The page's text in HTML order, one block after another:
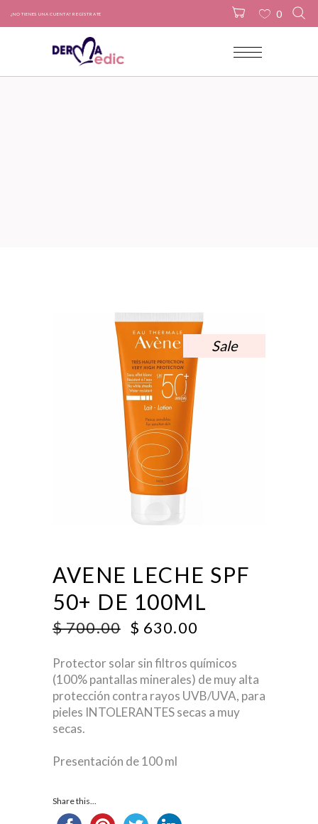
¿NO TIENES UNA CUENTA? REGÍSTRATE
No products in the cart.
0
Sale
AVENE LECHE SPF
50+ DE 100ML
$700.00 ORIGINAL
WAS:
$ 700.00.
$ 630.00
IS:
$ 630.00.
Protector solar sin filtros químicos
(100% pantallas minerales) de muy alta
protección contra rayos UVB/UVA, para
pieles INTOLERANTES secas a muy
secas.
Presentación de 100 ml
Share this...